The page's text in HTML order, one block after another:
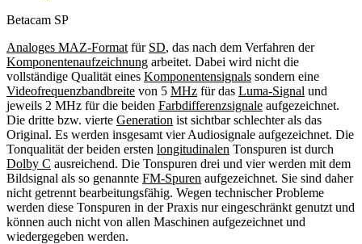
Betacam SP
Analoges MAZ-Format für SD, das nach dem Verfahren der
Komponentenaufzeichnung arbeitet. Dabei wird nicht die
vollständige Qualität eines Komponentensignals sondern eine
Videofrequenzbandbreite von 5 MHz für das Luma-Signal und
jeweils 2 MHz für die beiden Farbdifferenzsignale aufgezeichnet.
Die dritte bzw. vierte Generation ist sichtbar schlechter als das
Original. Es werden insgesamt vier Audiosignale aufgezeichnet. Die
Tonqualität der beiden ersten longitudinalen Tonspuren ist durch
Dolby C ausreichend. Die Tonspuren drei und vier werden mit dem
Bildsignal als so genannte FM-Spuren aufgezeichnet. Sie sind daher
nicht getrennt bearbeitungsfähig. Wegen technischer Probleme
werden diese Tonspuren in der Praxis nur eingeschränkt genutzt und
können auch nicht von allen Maschinen aufgezeichnet und
wiedergegeben werden.